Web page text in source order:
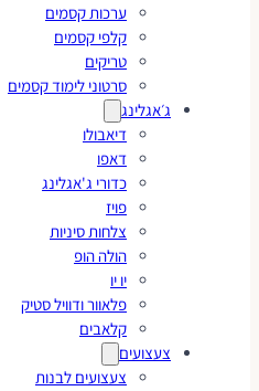
ערכות קסמים
קלפי קסמים
טריקים
סרטוני לימוד קסמים
ג׳אגלינג
דיאבולו
דאפו
כדורי ג'אגלינג
פויז
צלחות סיניות
הולה הופ
יו יו
פלאוור ודוויל סטיק
קלאבים
צעצועים
צעצועים לבנות